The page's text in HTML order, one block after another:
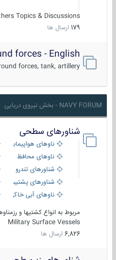
Topics & Discussions
179 ارسال ها
forces - English
forces, tank, artillery ...
NAVY FORUM - بخش نیروی دریایی
شناورهای سطحی
ناوهای هواپیمابر و
ناوهای محافظ
شناورهای تندرو
شناورهای پشتیبانی
ناوهای آبی خاکی و
مربوط به انواع کشتیها و
Military Surface Vessels
6,826 ارسال ها